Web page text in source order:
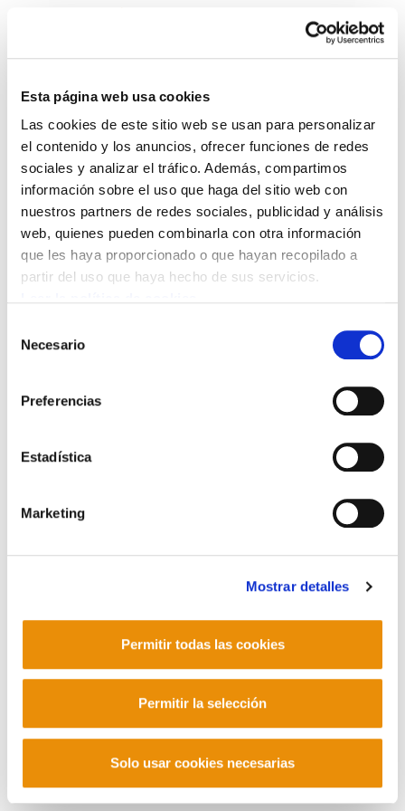
Esta página web usa cookies
Las cookies de este sitio web se usan para personalizar
el contenido y los anuncios, ofrecer funciones de redes
sociales y analizar el tráfico. Además, compartimos
información sobre el uso que haga del sitio web con
nuestros partners de redes sociales, publicidad y análisis
web, quienes pueden combinarla con otra información
que les haya proporcionado o que hayan recopilado a
partir del uso que haya hecho de sus servicios.
Necesario
Preferencias
Estadística
Marketing
Mostrar detalles
Permitir todas las cookies
Permitir la selección
Solo usar cookies necesarias
ELA Astekaria 47
ELA Astekaria 47.PDF 1.2 MB
POLÍTICA DE COOKIES
CANAL DE INFORMACIÓN
POLÍTICA DE PRIVACIDAD
MAPA DEL SITIO
ACCESIBILIDAD
Barrainkua 13 - 48009 Bilbo -
Telf. +33 (0) 559 25 65 52
Mastodon